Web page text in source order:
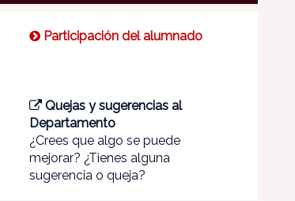
Participación del alumnado
Quejas y sugerencias al
Departamento
¿Crees que algo se puede
mejorar? ¿Tienes alguna
sugerencia o queja?